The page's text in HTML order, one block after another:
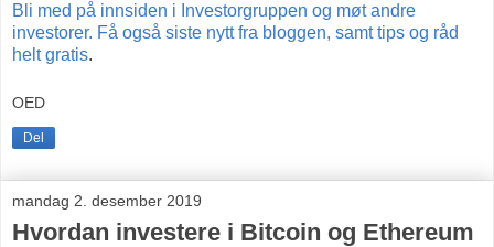
Bli med på innsiden i Investorgruppen og møt andre
investorer. Få også siste nytt fra bloggen, samt tips og råd
helt gratis.
OED
Del
mandag 2. desember 2019
Hvordan investere i Bitcoin og Ethereum